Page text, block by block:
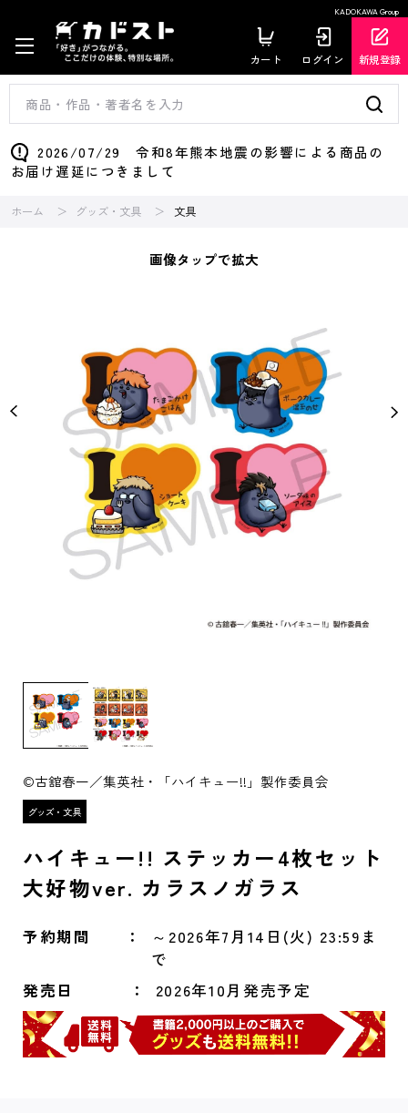
KADOKAWA Group
カート ログイン 新規登録
2026/07/29 令和8年熊本地震の影響による商品の
お届け遅延につきまして
ホーム グッズ・文具 文具
画像タップで拡大
©古舘春一／集英社・「ハイキュー!!」製作委員会
ハイキュー!! ステッカー4枚セット
大好物ver. カラスノガラス
予約期間
～2026年7月14日(火) 23:59ま
で
発売日
2026年10月発売予定